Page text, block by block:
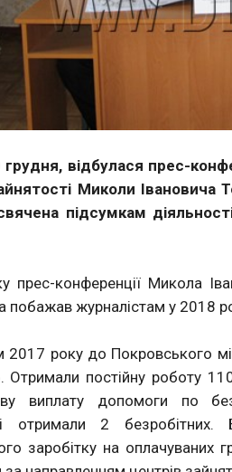
грудня, відбулася прес-
Миколи Івановича
підсумкам
прес-конференції Микола
побажав журналістам у 2018
2017 року до Покровського
Отримали постійну роботу
виплату допомоги по
отримали 2
заробітку на оплачуваних